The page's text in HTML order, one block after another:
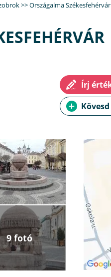
>>Országalma Székesfehérvár
9 fotó